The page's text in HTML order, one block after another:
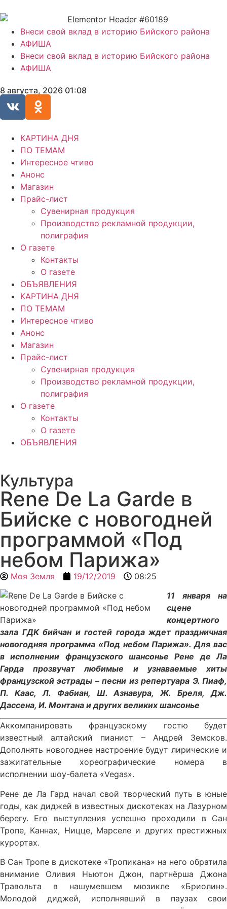
Внеси свой вклад в историю Бийского района
АФИША
Внеси свой вклад в историю Бийского района
АФИША
8 августа, 2026 01:08
КАРТИНА ДНЯ
ПО ТЕМАМ
Интересное чтиво
Анонс
Магазин
Прайс-лист
Сувенирная продукция
Производство рекламной продукции,
полиграфия
О газете
Контакты
О газете
ОБЪЯВЛЕНИЯ
КАРТИНА ДНЯ
ПО ТЕМАМ
Интересное чтиво
Анонс
Магазин
Прайс-лист
Сувенирная продукция
Производство рекламной продукции,
полиграфия
О газете
Контакты
О газете
ОБЪЯВЛЕНИЯ
Культура
Rene De La Garde в
Бийске с новогодней
программой «Под
небом Парижа»
Моя Земля 19/12/2019
08:25
11 января на
сцене
концертного
зала ГДК бийчан и гостей города ждет праздничная
новогодняя программа «Под небом Парижа». Для вас
в исполнении французского шансонье Рене де Ла
Гарда прозвучат любимые и узнаваемые хиты
французской эстрады – песни из репертуара Э. Пиаф,
П. Каас, Л. Фабиан, Ш. Азнавура, Ж. Бреля, Дж.
Дассена, И. Монтана и других великих шансонье
Аккомпанировать французскому гостю будет
известный алтайский пианист – Андрей Земсков.
Дополнять новогоднее настроение будут лирические и
зажигательные хореографические номера в
исполнении шоу-балета «Vegas».
Рене де Ла Гард начал свой творческий путь в юные
годы, как диджей в известных дискотеках на Лазурном
берегу. Его выступления успешно проходили в Сан
Тропе, Каннах, Ницце, Марселе и других престижных
курортах.
В Сан Тропе в дискотеке «Тропикана» на него обратила
внимание Оливия Ньютон Джон, партнёрша Джона
Травольта в нашумевшем мюзикле «Бриолин».
Молодой диджей, исполнявший в паузах свои